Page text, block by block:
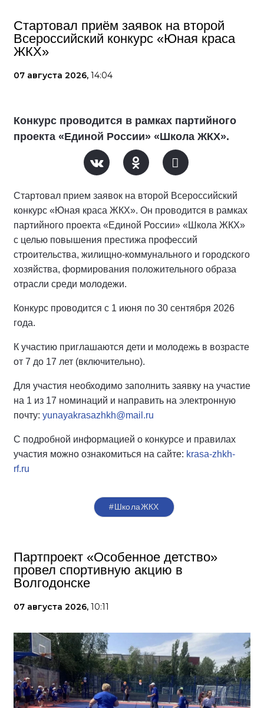
Стартовал приём заявок на второй
Всероссийский конкурс «Юная краса
ЖКХ»
07 августа 2026, 14:04
Конкурс проводится в рамках партийного
проекта «Единой России» «Школа ЖКХ».
Стартовал прием заявок на второй Всероссийский
конкурс «Юная краса ЖКХ». Он проводится в рамках
партийного проекта «Единой России» «Школа ЖКХ»
с целью повышения престижа профессий
строительства, жилищно-коммунального и городского
хозяйства, формирования положительного образа
отрасли среди молодежи.
Конкурс проводится с 1 июня по 30 сентября 2026
года.
К участию приглашаются дети и молодежь в возрасте
от 7 до 17 лет (включительно).
Для участия необходимо заполнить заявку на участие
на 1 из 17 номинаций и направить на электронную
почту: yunayakrasazhkh@mail.ru
С подробной информацией о конкурсе и правилах
участия можно ознакомиться на сайте: krasa-zhkh-
rf.ru
#ШколаЖКХ
Партпроект «Особенное детство»
провел спортивную акцию в
Волгодонске
07 августа 2026, 10:11